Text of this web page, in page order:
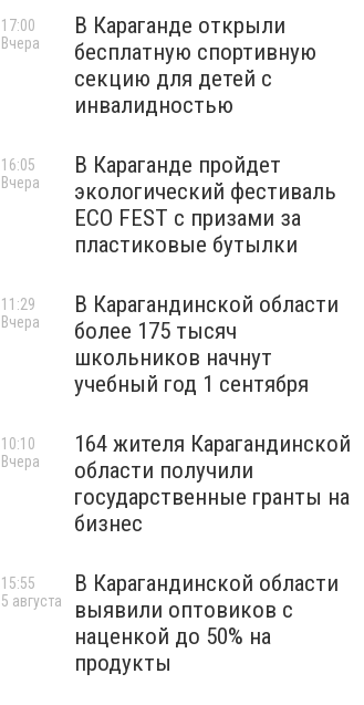
В Караганде открыли
бесплатную спортивную
секцию для детей с
инвалидностью
17:00
Вчера
В Караганде пройдет
экологический фестиваль
ECO FEST с призами за
пластиковые бутылки
16:05
Вчера
В Карагандинской области
более 175 тысяч
школьников начнут
учебный год 1 сентября
11:29
Вчера
164 жителя Карагандинской
области получили
государственные гранты на
бизнес
10:10
Вчера
В Карагандинской области
выявили оптовиков с
наценкой до 50% на
продукты
15:55
5 августа